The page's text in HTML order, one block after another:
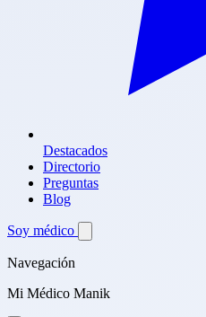
Destacados
Directorio
Preguntas
Blog
Soy médico
Navegación
Mi Médico Manik